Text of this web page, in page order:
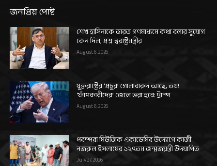
জনপ্রিয় পোষ্ট
শেখ হাসিনাকে ভারত গণমাধ্যমে কথা বলার সুযোগ
কেন দিল, প্রশ্ন স্বরাষ্ট্রমন্ত্রীর
August 6, 2026
যুক্তরাষ্ট্রের ‘প্রচুর’ গোলাবারুদ আছে, তথ্য
‘ফাঁসকারীদের’ জেলে ভরা হবে: ট্রাম্প
August 6, 2026
পরম্পরা মিউজিক একাডেমির উদ্যোগে কাজী
নজরুল ইসলামের ১২৭তম জন্মজয়ন্তী উদযাপিত
July 27, 2026